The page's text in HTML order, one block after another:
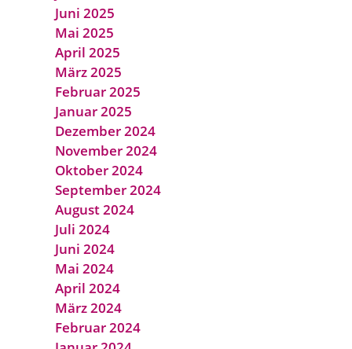
Juni 2025
Mai 2025
April 2025
März 2025
Februar 2025
Januar 2025
Dezember 2024
November 2024
Oktober 2024
September 2024
August 2024
Juli 2024
Juni 2024
Mai 2024
April 2024
März 2024
Februar 2024